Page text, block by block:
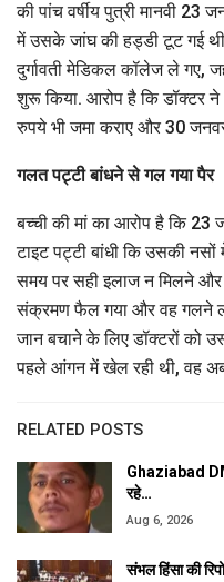
की पांच वर्षीय पुत्री मानवी 23
में उसके जांघ की हड्डी टूट गई
दुर्गावती मेडिकल कॉलेज ले गए,
शुरू किया. आरोप है कि डॉक्टर
रुपये भी जमा कराए और 30
गलत पट्टी बांधने से गल गया पैर
बच्ची की मां का आरोप है कि 23
टाइट पट्टी बांधी कि उसकी
समय पर सही इलाज न मिलने और
संक्रमण फैल गया और वह गलने
जान बचाने के लिए डॉक्टरों को
पहले आंगन में खेल रही थी, वह अब
RELATED POSTS
Ghaziabad
रहे…
Aug 6, 2026
संभल हिंसा की